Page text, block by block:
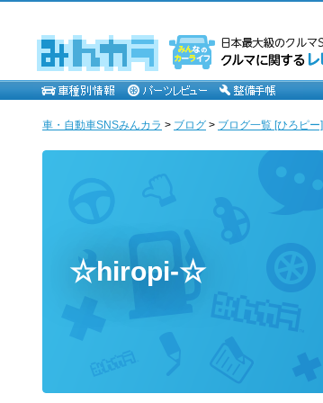
車・自動車SNSみんカラ > ブログ > ブログ一覧 [ひろピー]
☆hiropi-☆